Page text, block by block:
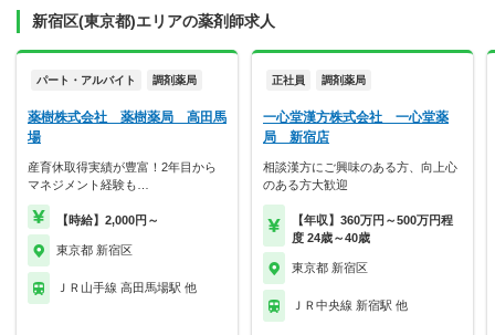
新宿区(東京都)エリアの薬剤師求人
パート・アルバイト 調剤薬局
薬樹株式会社 薬樹薬局 高田馬
場
産育休取得実績が豊富！2年目から
マネジメント経験も…
【時給】2,000円～
東京都 新宿区
ＪＲ山手線 高田馬場駅 他
正社員 調剤薬局
一心堂漢方株式会社 一心堂薬
局 新宿店
相談漢方にご興味のある方、向上心
のある方大歓迎
【年収】360万円～500万円程
度 24歳～40歳
東京都 新宿区
ＪＲ中央線 新宿駅 他